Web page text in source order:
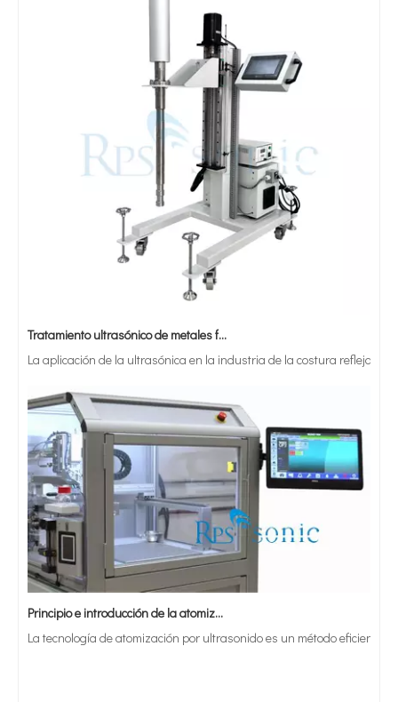
La aplicación de la ultrasónica en la industria de la costura refleja
Principio e introducción de la atomización ultrasónica de metales.
La tecnología de atomización por ultrasonido es un método eficiente